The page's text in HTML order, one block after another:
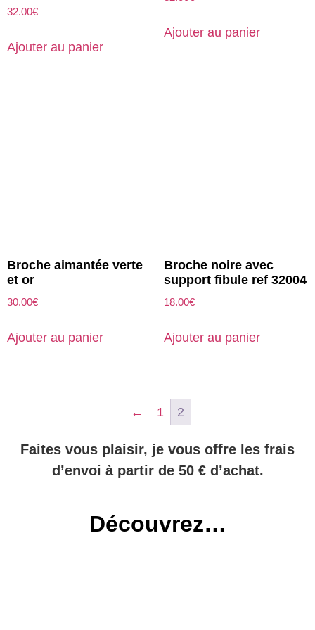
32.00€
Ajouter au panier
Ajouter au panier
Broche aimantée verte
et or
30.00€
Ajouter au panier
Broche noire avec
support fibule ref 32004
18.00€
Ajouter au panier
← 1 2
Faites vous plaisir, je vous offre les frais
d’envoi à partir de 50 € d’achat.
Découvrez…